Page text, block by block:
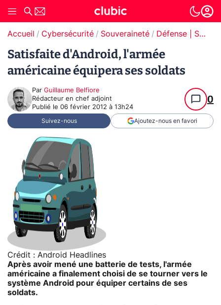
Accueil Cybersécurité Souveraineté Défense | Souveraineté
Satisfaite d'Android, l'armée
américaine équipera ses soldats
Par Guillaume Belfiore
Rédacteur en chef adjoint
Publié le 06 février 2012 à 13h24
0
Suivez-nous Ajoutez-nous en favori
Crédit : Android Headlines
Après avoir mené une batterie de tests, l'armée
américaine a finalement choisi de se tourner vers le
système Android pour équiper certains de ses
soldats.